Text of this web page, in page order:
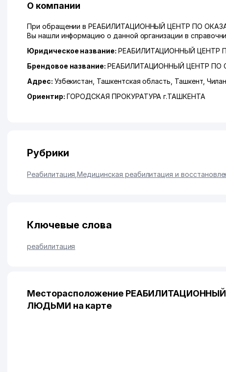
О компании
При обращении в РЕАБИЛИТАЦИОННЫЙ ЦЕНТР ПО
Вы нашли информацию о данной организации в
Юридическое название: РЕАБИЛИТАЦИОННЫЙ
Брендовое название: РЕАБИЛИТАЦИОННЫЙ ЦЕНТР
Адрес: Узбекистан, Ташкентская область Ташкент,
Ориентир: ГОРОДСКАЯ ПРОКУРАТУРА г.ТАШКЕНТА
Рубрики
Реабилитация ,Медицинская реабилитация и
Ключевые слова
реабилитация
Месторасположение
ЛЮДЬМИ на карте